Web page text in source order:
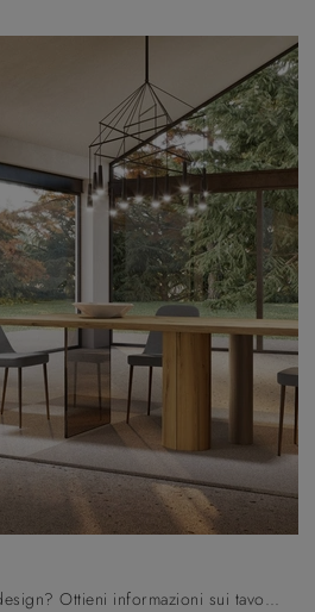
Vuoi impreziosire spazi design? Ottieni informazioni sui tavoli design fissi: il modello da pranzo Vertex ti sta aspettando.